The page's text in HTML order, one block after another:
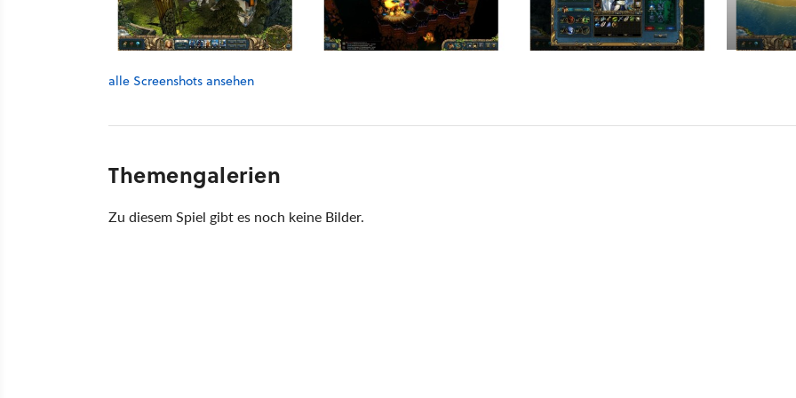
alle Screenshots ansehen
Themengalerien
Zu diesem Spiel gibt es noch keine Bilder.